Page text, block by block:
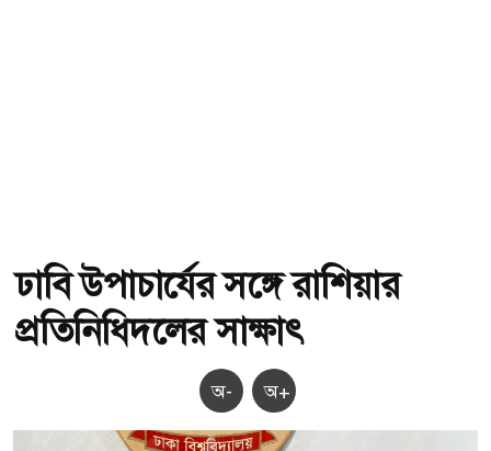
ঢাবি উপাচার্যের সঙ্গে রাশিয়ার
প্রতিনিধিদলের সাক্ষাৎ
অ- অ+